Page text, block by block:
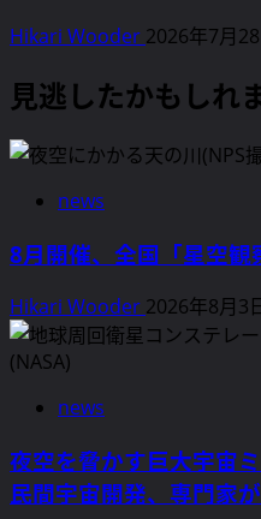
Hikari Wooder 2026年7月
見逃したかもしれ
news
8月開催、全国「星空観
Hikari Wooder 2026年8月3
news
夜空を脅かす巨大宇宙
民間宇宙開発、専門家